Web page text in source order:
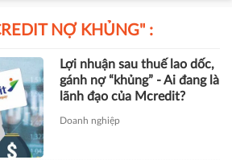
Xây dựng Hòa Bình phát hành
hơn 51 triệu cổ phiếu để hoán đổi
hơn 514 tỷ đồng nợ